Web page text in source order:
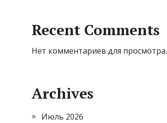
Recent Comments
Нет комментариев для просмотра.
Archives
Июль 2026